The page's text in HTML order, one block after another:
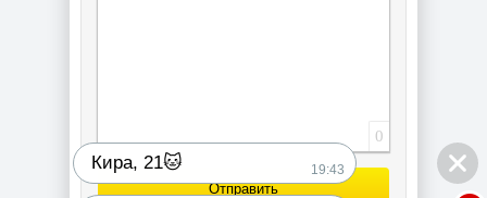
0
Отправить
Кира, 21🐱 19:43